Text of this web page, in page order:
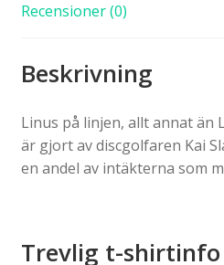
Recensioner (0)
Beskrivning
Linus på linjen, allt annat än
är gjort av discgolfaren Kai
en andel av intäkterna som
Trevlig t-shirtinfo